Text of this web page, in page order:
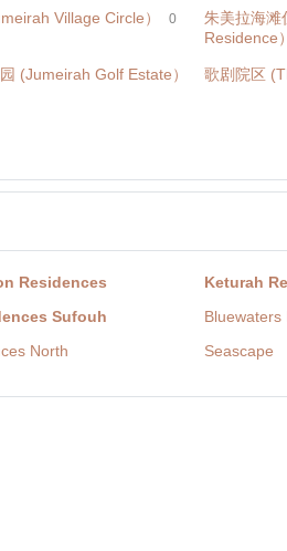
Village Circle） 0
朱美拉海滩
Residence）
(Jumeirah Golf Estate） 歌剧院区
Residences Keturah
Sufouh
Bluewaters
North
Seascape